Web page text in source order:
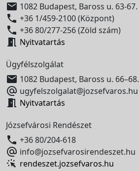
 1082 Budapest, Baross u. 63-67.
 +36 1/459-2100 (Központ)
 +36 80/277-256 (Zöld szám)
 Nyitvatartás
Ügyfélszolgálat
 1082 Budapest, Baross u. 66–68.
 ugyfelszolgalat@jozsefvaros.hu
 Nyitvatartás
Józsefvárosi Rendészet
 +36 80/204-618
 info@jozsefvarosirendeszet.hu
rendeszet.jozsefvaros.hu